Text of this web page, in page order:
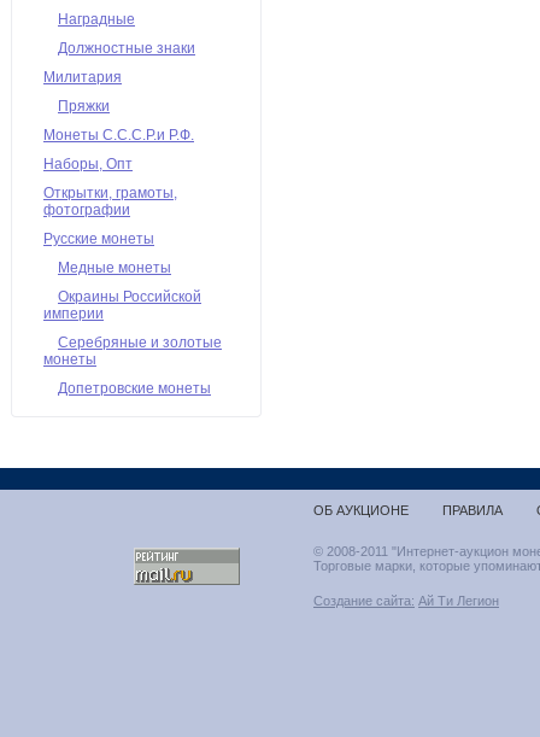
Наградные
Должностные знаки
Милитария
Пряжки
Монеты С.С.С.Р.и Р.Ф.
Наборы, Опт
Открытки, грамоты,
фотографии
Русские монеты
Медные монеты
Окраины Российской
империи
Серебряные и золотые
монеты
Допетровские монеты
ОБ АУКЦИОНЕ ПРАВИЛА
© 2008-2011 "Интернет-аукцион
Торговые марки, которые
Создание сайта: Ай Ти Легион